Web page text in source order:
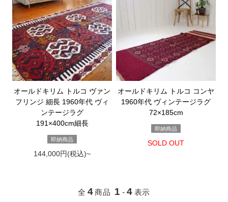
オールドキリム トルコ ヴァン
フリンジ 細長 1960年代 ヴィ
ンテージラグ
191×400cm細長
即納商品
144,000円(税込)~
オールドキリム トルコ コンヤ
1960年代 ヴィンテージラグ
72×185cm
即納商品
SOLD OUT
全 4 商品 1 - 4 表示